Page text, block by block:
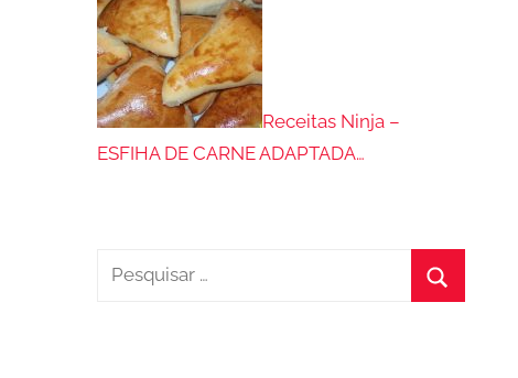
Receitas Ninja –
ESFIHA DE CARNE ADAPTADA…
Pesquisar